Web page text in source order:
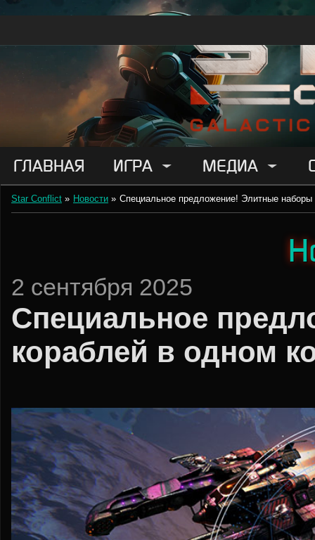
ГЛАВНАЯ ИГРА МЕДИА
Star Conflict » Новости » Специальное предложение! Элитные наборы
2 сентября 2025
Специальное
кораблей в одном